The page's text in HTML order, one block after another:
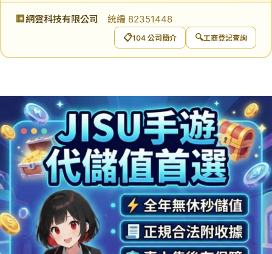
🏢 網雲科技有限公司 統編 82351448
📋104 公司簡介 🔍工商登記查詢